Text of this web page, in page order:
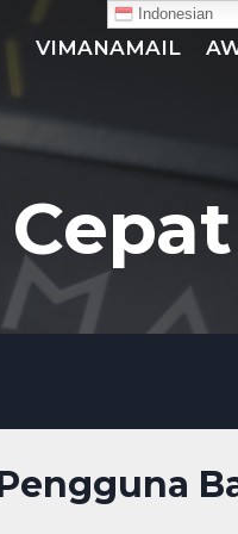
VIMANAMAIL
Indonesian